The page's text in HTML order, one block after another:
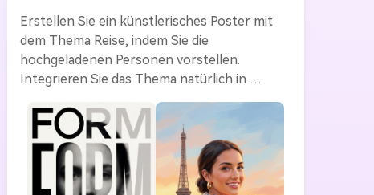
Erstellen Sie ein künstlerisches Poster mit
dem Thema Reise, indem Sie die
hochgeladenen Personen vorstellen.
Integrieren Sie das Thema natürlich in
sanften Himmeln, Stadtskylines oder
ikonischen Gebäuden. Die Position und das
Datum sind in einer eleganten Sans-Serif-
Schrift geschrieben, die ordentlich in der